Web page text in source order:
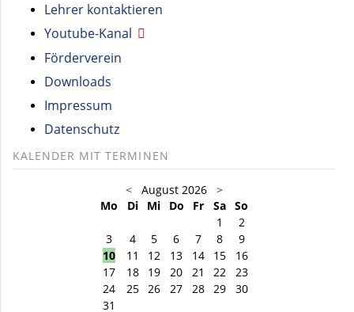
Lehrer kontaktieren
Youtube-Kanal
Förderverein
Downloads
Impressum
Datenschutz
KALENDER MIT TERMINEN
< August 2026>
Mo
Di Mi Do Fr Sa
So
1
2
3
4 5 6 7 8
9
10
11 12 13 14 15
16
17
18 19 20 21 22
23
24
25 26 27 28 29
30
31